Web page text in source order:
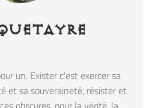
un. Exister c'est exercer sa
et sa souveraineté, résister et